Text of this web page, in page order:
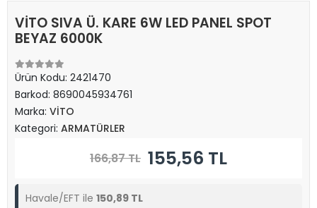
VİTO SIVA Ü. KARE 6W LED PANEL SPOT
BEYAZ 6000K
Ürün Kodu: 2421470
Barkod: 8690045934761
Marka: VİTO
Kategori: ARMATÜRLER
166,87 TL 155,56 TL
Havale/EFT ile 150,89 TL